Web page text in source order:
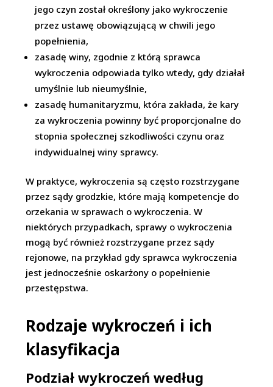
jego czyn został określony jako wykroczenie
przez ustawę obowiązującą w chwili jego
popełnienia,
zasadę winy, zgodnie z którą sprawca
wykroczenia odpowiada tylko wtedy, gdy działał
umyślnie lub nieumyślnie,
zasadę humanitaryzmu, która zakłada, że kary
za wykroczenia powinny być proporcjonalne do
stopnia społecznej szkodliwości czynu oraz
indywidualnej winy sprawcy.
W praktyce, wykroczenia są często rozstrzygane
przez sądy grodzkie, które mają kompetencje do
orzekania w sprawach o wykroczenia. W
niektórych przypadkach, sprawy o wykroczenia
mogą być również rozstrzygane przez sądy
rejonowe, na przykład gdy sprawca wykroczenia
jest jednocześnie oskarżony o popełnienie
przestępstwa.
Rodzaje wykroczeń i ich
klasyfikacja
Podział wykroczeń według